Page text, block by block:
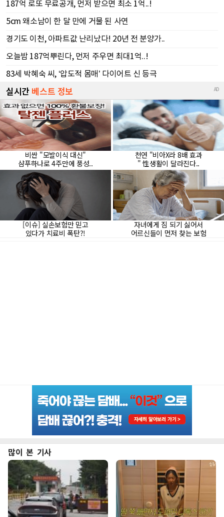
많이 본 기사